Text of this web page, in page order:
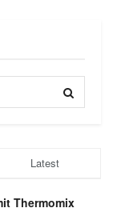
Latest
Thermomix